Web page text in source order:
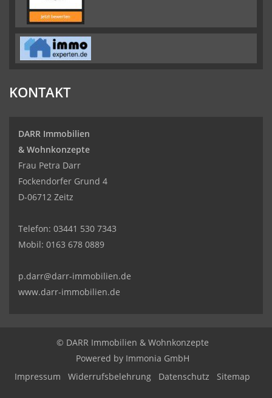
KONTAKT
DARR Immobilien
& Wohnkonzepte
Frau Petra Darr
Fockendorfer Grund 4
D-06712 Zeitz
Telefon: 03441 530 7343
Mobil: 0163 678 0889
p.darr@darr-immobilien.de
www.darr-immobilien.de
© DARR Immobilien & Wohnkonzepte
Powered by Immonia GmbH
Impressum
Widerrufsbelehrung Datenschutz Sitemap